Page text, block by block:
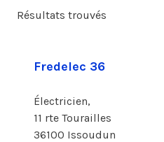
Résultats trouvés
Fredelec 36
Électricien,
11 rte Tourailles
36100 Issoudun